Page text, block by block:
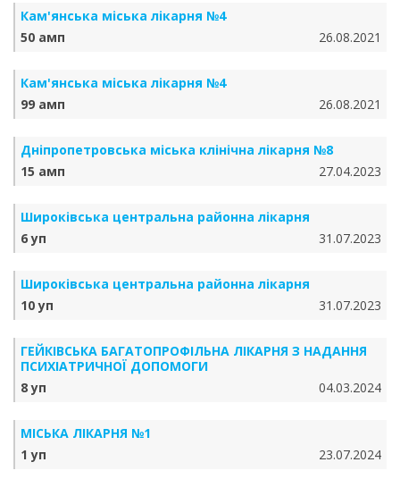
Кам'янська міська лікарня №4
50 амп
26.08.2021
Кам'янська міська лікарня №4
99 амп
26.08.2021
Дніпропетровська міська клінічна лікарня №8
15 амп
27.04.2023
Широківська центральна районна лікарня
6 уп
31.07.2023
Широківська центральна районна лікарня
10 уп
31.07.2023
ГЕЙКІВСЬКА БАГАТОПРОФІЛЬНА ЛІКАРНЯ З НАДАННЯ
ПСИХІАТРИЧНОЇ ДОПОМОГИ
8 уп
04.03.2024
МІСЬКА ЛІКАРНЯ №1
1 уп
23.07.2024